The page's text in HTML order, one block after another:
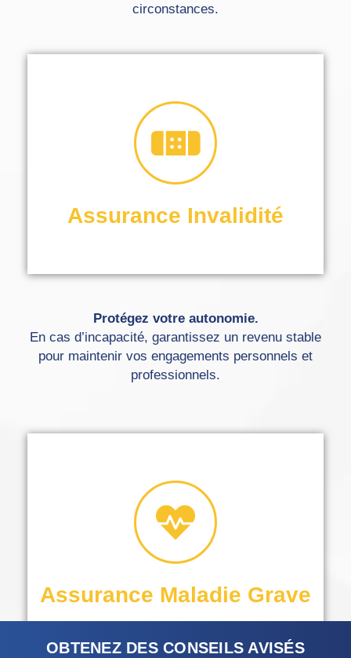
circonstances.
Assurance Invalidité
même en cas d’arrêt de
travail.
Protégez votre autonomie.
En cas d’incapacité, garantissez un revenu stable
pour maintenir vos engagements personnels et
professionnels.
Assurance Maladie Grave
sans compromettre vos
projets.
OBTENEZ DES CONSEILS AVISÉS